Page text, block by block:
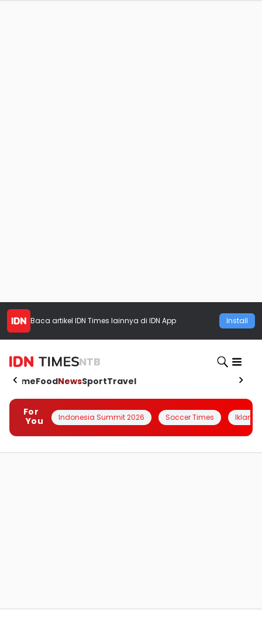
Baca artikel IDN Times lainnya di IDN App Install
NTB
HomeFoodNewsSportTravel
For
You
Indonesia Summit 2026 Soccer Times Iklanin